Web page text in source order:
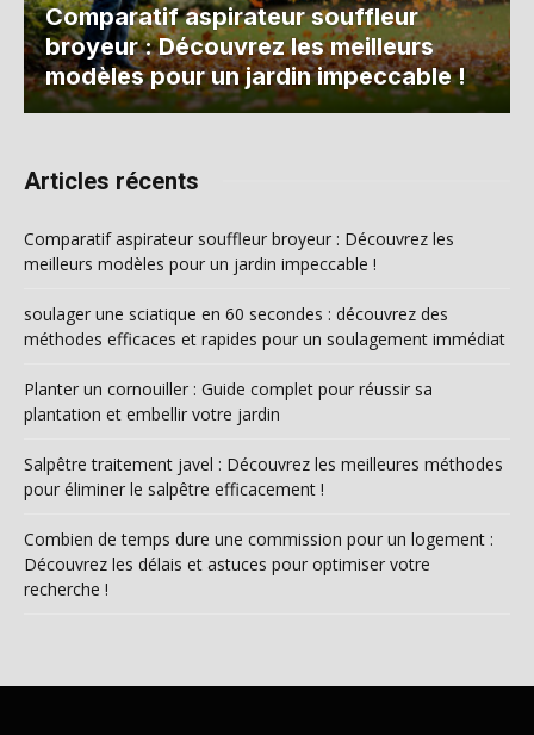
Comparatif aspirateur souffleur
broyeur : Découvrez les meilleurs
modèles pour un jardin impeccable !
Articles récents
Comparatif aspirateur souffleur broyeur : Découvrez les
meilleurs modèles pour un jardin impeccable !
soulager une sciatique en 60 secondes : découvrez des
méthodes efficaces et rapides pour un soulagement immédiat
Planter un cornouiller : Guide complet pour réussir sa
plantation et embellir votre jardin
Salpêtre traitement javel : Découvrez les meilleures méthodes
pour éliminer le salpêtre efficacement !
Combien de temps dure une commission pour un logement :
Découvrez les délais et astuces pour optimiser votre
recherche !